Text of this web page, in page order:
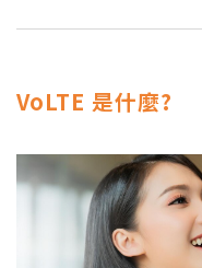
VoLTE 是什麼?